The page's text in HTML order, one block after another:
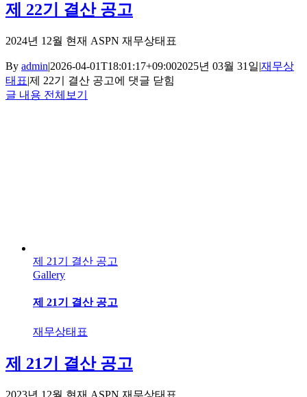
제 22기 결산 공고
2024년 12월 현재 ASPN 재무상태표
By admin|2026-04-01T18:01:17+09:002025년 03월 31일|재무상
태표|제 22기 결산 공고에 댓글 닫힘
글 내용 전체보기
제 21기 결산 공고
Gallery
제 21기 결산 공고
재무상태표
제 21기 결산 공고